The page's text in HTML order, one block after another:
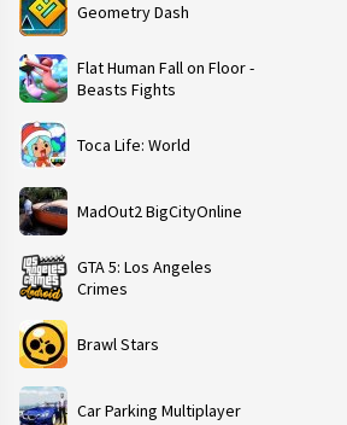
Geometry Dash
Flat Human Fall on Floor -
Beasts Fights
Toca Life: World
MadOut2 BigCityOnline
GTA 5: Los Angeles
Crimes
Brawl Stars
Car Parking Multiplayer